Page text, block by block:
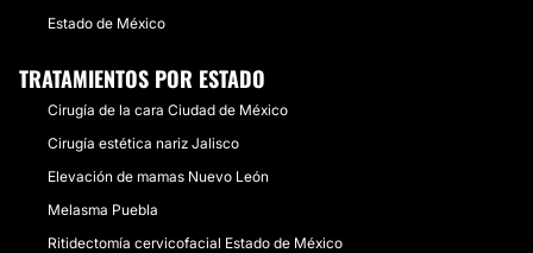
Estado de México
TRATAMIENTOS POR ESTADO
Cirugía de la cara Ciudad de México
Cirugía estética nariz Jalisco
Elevación de mamas Nuevo León
Melasma Puebla
Ritidectomía cervicofacial Estado de México